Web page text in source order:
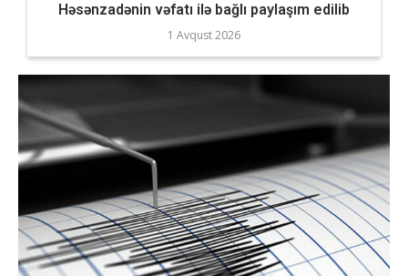
Həsənzadənin vəfatı ilə bağlı paylaşım edilib
1 Avqust 2026